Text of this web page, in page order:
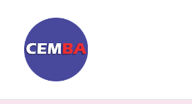
content